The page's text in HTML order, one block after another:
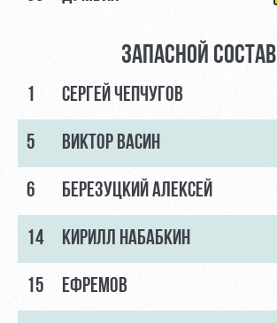
ЗАПАСНОЙ СОСТАВ
1 СЕРГЕЙ ЧЕПЧУГОВ
5 ВИКТОР ВАСИН
6 БЕРЕЗУЦКИЙ АЛЕКСЕЙ
14 КИРИЛЛ НАБАБКИН
15 ЕФРЕМОВ